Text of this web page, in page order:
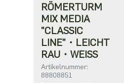
RÖMERTURM
MIX MEDIA
"CLASSIC
LINE"・LEICHT
RAU・WEISS
Artikelnummer:
88808851